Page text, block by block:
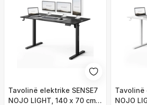
Tavolinë elektrike SENSE7
NOJO LIGHT, 140 x 70 cm,
Tavolinë
NOJO